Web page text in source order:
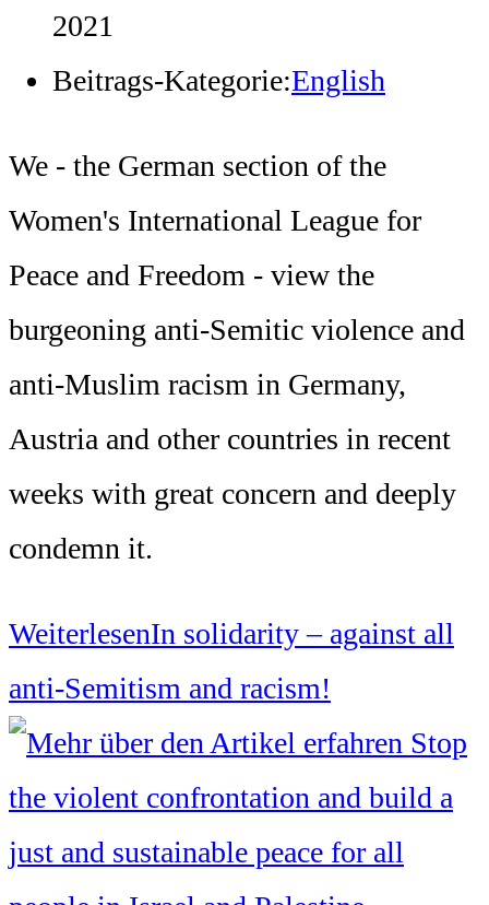
2021
Beitrags-Kategorie:English
We - the German section of the
Women's International League for
Peace and Freedom - view the
burgeoning anti-Semitic violence and
anti-Muslim racism in Germany,
Austria and other countries in recent
weeks with great concern and deeply
condemn it.
WeiterlesenIn solidarity – against all
anti-Semitism and racism!